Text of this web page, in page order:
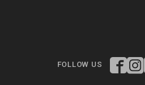
FOLLOW US